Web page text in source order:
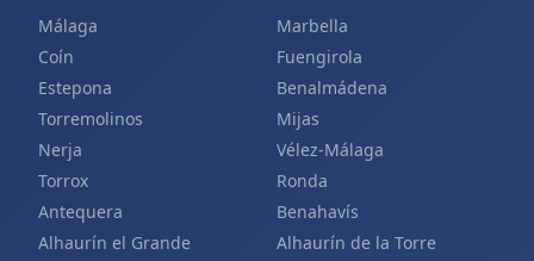
Málaga
Marbella
Coín
Fuengirola
Estepona
Benalmádena
Torremolinos
Mijas
Nerja
Vélez-Málaga
Torrox
Ronda
Antequera
Benahavís
Alhaurín el Grande
Alhaurín de la Torre